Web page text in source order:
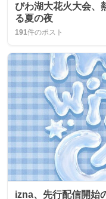
びわ湖大花火大会、
る夏の夜
191件のポスト
izna、先行配信開始